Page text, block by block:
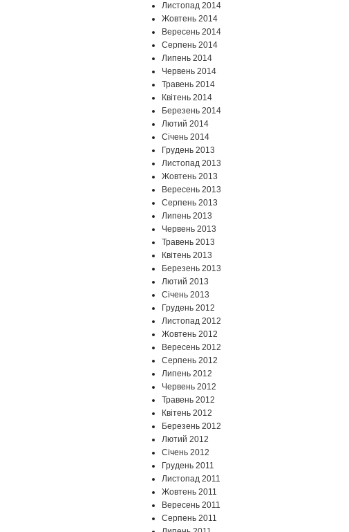
Листопад 2014
Жовтень 2014
Вересень 2014
Серпень 2014
Липень 2014
Червень 2014
Травень 2014
Квітень 2014
Березень 2014
Лютий 2014
Січень 2014
Грудень 2013
Листопад 2013
Жовтень 2013
Вересень 2013
Серпень 2013
Липень 2013
Червень 2013
Травень 2013
Квітень 2013
Березень 2013
Лютий 2013
Січень 2013
Грудень 2012
Листопад 2012
Жовтень 2012
Вересень 2012
Серпень 2012
Липень 2012
Червень 2012
Травень 2012
Квітень 2012
Березень 2012
Лютий 2012
Січень 2012
Грудень 2011
Листопад 2011
Жовтень 2011
Вересень 2011
Серпень 2011